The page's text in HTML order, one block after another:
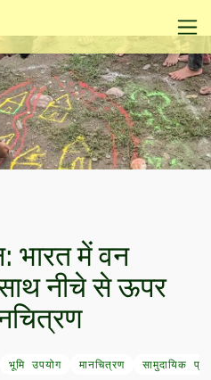
भारत में वन
नीचे से ऊपर
भूमि उपयोग मानचित्रण सामुदायिक